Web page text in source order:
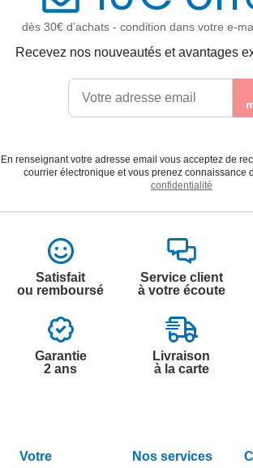
dès 30€ d’achats - condition dans votre e-
Recevez nos nouveautés et avantages
En renseignant votre adresse email vous acceptez de
courrier électronique et vous prenez connaissance
confidentialité
Satisfait
ou remboursé
Service client
à votre écoute
Garantie
2 ans
Livraison
à la carte
Votre
Nos services